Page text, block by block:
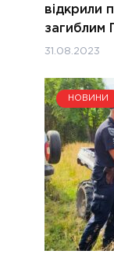
відкрили
загиблим
31.08.2023
НОВИНИ